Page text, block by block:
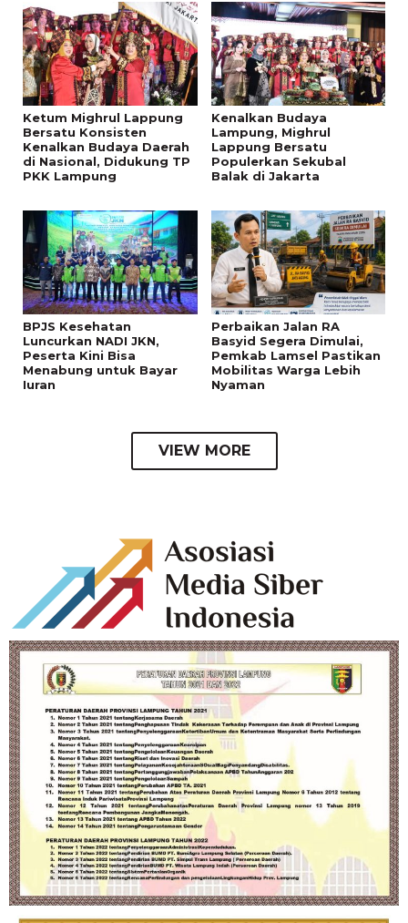
Ketum Mighrul Lappung
Bersatu Konsisten
Kenalkan Budaya Daerah
di Nasional, Didukung TP
PKK Lampung
Kenalkan Budaya
Lampung, Mighrul
Lappung Bersatu
Populerkan Sekubal
Balak di Jakarta
BPJS Kesehatan
Luncurkan NADI JKN,
Peserta Kini Bisa
Menabung untuk Bayar
Iuran
Perbaikan Jalan RA
Basyid Segera Dimulai,
Pemkab Lamsel Pastikan
Mobilitas Warga Lebih
Nyaman
VIEW MORE